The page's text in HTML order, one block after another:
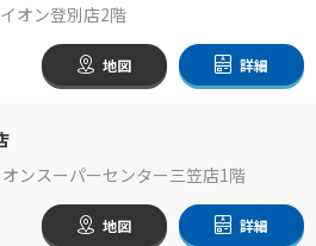
オン登別店2階
地図 詳細
ンスーパーセンター三笠店1階
地図 詳細